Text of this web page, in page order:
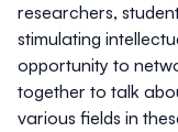
researchers,
stimulating
opportunity to
together to talk
various fields in